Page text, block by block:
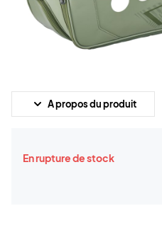
A propos du produit
En rupture de stock